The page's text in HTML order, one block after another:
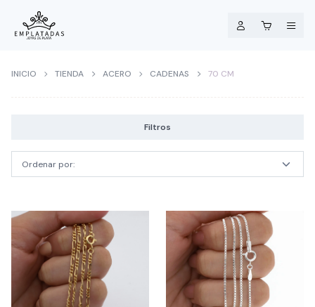
INICIO TIENDA ACERO CADENAS 70 CM
Filtros